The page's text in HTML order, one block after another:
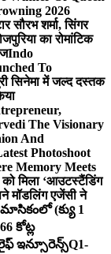
2026
सौरभ शर्मा, सिंगर
का रोमांटिक
Indo
To
सिनेमा में जल्द दस्तक
The Visionary
And
Photoshoot
Memory Meets
को मिला ‘आउटस्टैंडिंग
मॉडलिंग एजेंसी ने
(క్యు 1
కోట్ల
ఇన్సూరెన్స్Q1-